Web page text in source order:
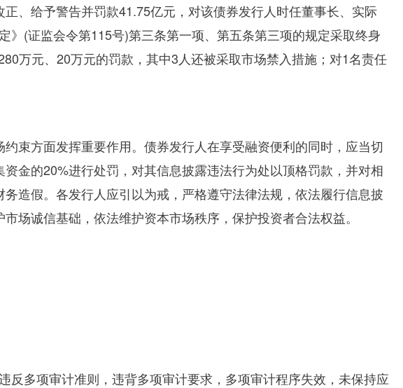
、给予警告并罚款41.75亿元，对该债券发行人时任董事长、实际
》 (证监会令第115号)第三条第一项、第五条第三项的规定采取终身
万元、 20万元的罚款，其中3人还被采取市场禁入措施；对1名责任
束方面发挥重要作用。债券发行人在享受融资便利的同时，应当切
资金的20%进行处罚，对其信息披露违法行为处以顶格罚款，并对相
造假。各发行人应引以为戒，严格遵守法律法规，依法履行信息披
场诚信基础，依法维护资本市场秩序，保护投资者合法权益。
反多项审计准则，违背多项审计要求，多项审计程序失效，未保持应